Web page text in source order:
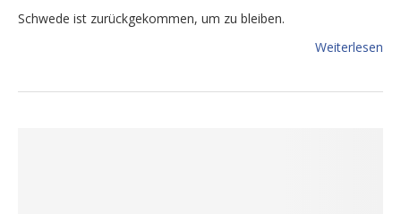
Schwede ist zurückgekommen, um zu bleiben.
Weiterlesen